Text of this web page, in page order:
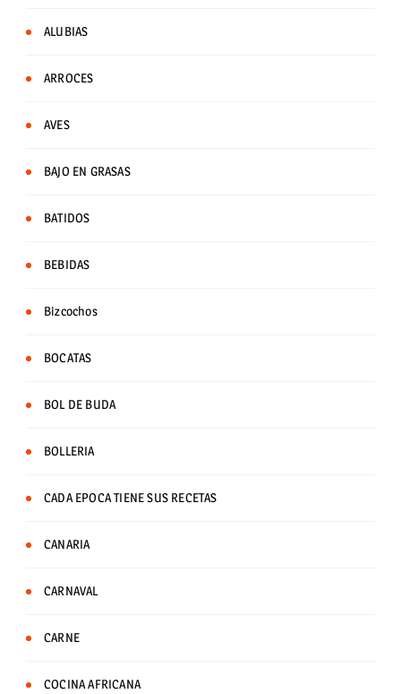
ALUBIAS
ARROCES
AVES
BAJO EN GRASAS
BATIDOS
BEBIDAS
Bizcochos
BOCATAS
BOL DE BUDA
BOLLERIA
CADA EPOCA TIENE SUS RECETAS
CANARIA
CARNAVAL
CARNE
COCINA AFRICANA